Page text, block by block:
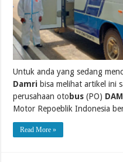
Untuk anda yang sedang
Damri bisa melihat artikel ini
perusahaan otobus (PO)
Motor Repoeblik Indonesia
Read More »